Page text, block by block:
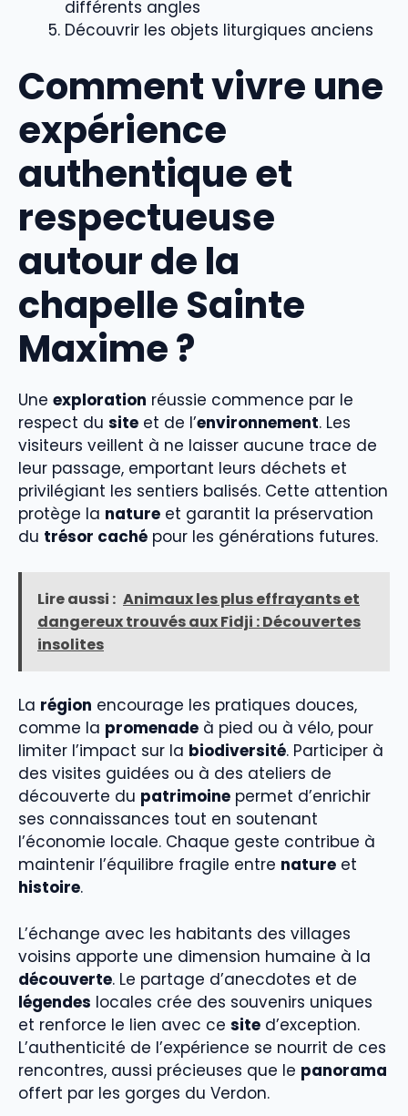
différents angles
Découvrir les objets liturgiques anciens
Comment vivre une
expérience
authentique et
respectueuse
autour de la
chapelle Sainte
Maxime ?
Une exploration réussie commence par le
respect du site et de l’environnement. Les
visiteurs veillent à ne laisser aucune trace de
leur passage, emportant leurs déchets et
privilégiant les sentiers balisés. Cette attention
protège la nature et garantit la préservation
du trésor caché pour les générations futures.
Lire aussi : Animaux les plus effrayants et
dangereux trouvés aux Fidji : Découvertes
insolites
La région encourage les pratiques douces,
comme la promenade à pied ou à vélo, pour
limiter l’impact sur la biodiversité. Participer à
des visites guidées ou à des ateliers de
découverte du patrimoine permet d’enrichir
ses connaissances tout en soutenant
l’économie locale. Chaque geste contribue à
maintenir l’équilibre fragile entre nature et
histoire.
L’échange avec les habitants des villages
voisins apporte une dimension humaine à la
découverte. Le partage d’anecdotes et de
légendes locales crée des souvenirs uniques
et renforce le lien avec ce site d’exception.
L’authenticité de l’expérience se nourrit de ces
rencontres, aussi précieuses que le panorama
offert par les gorges du Verdon.